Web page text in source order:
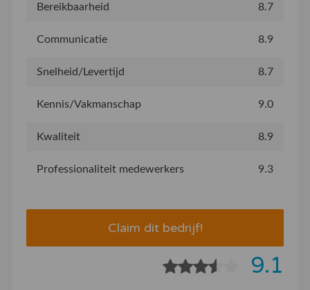
Bereikbaarheid 8.7
Communicatie 8.9
Snelheid/Levertijd 8.7
Kennis/Vakmanschap 9.0
Kwaliteit 8.9
Professionaliteit medewerkers 9.3
Claim dit bedrijf!
9.1